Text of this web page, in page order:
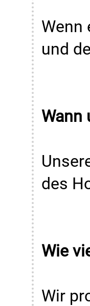
Wenn
und
Wann
des
Wie
Wir